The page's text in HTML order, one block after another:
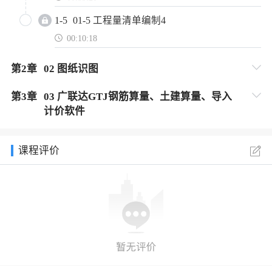
1-5 01-5 工程量清单编制4
00:10:18
第2章 02 图纸识图
第3章 03 广联达GTJ钢筋算量、土建算量、导入
计价软件
课程评价